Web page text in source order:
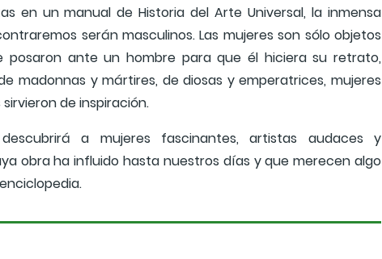
en un manual de Historia del Arte Universal, la inmensa
serán masculinos. Las mujeres son sólo objetos
posaron ante un hombre para que él hiciera su retrato,
madonnas y mártires, de diosas y emperatrices, mujeres
de inspiración.
a mujeres fascinantes, artistas audaces y
obra ha influido hasta nuestros días y que merecen algo